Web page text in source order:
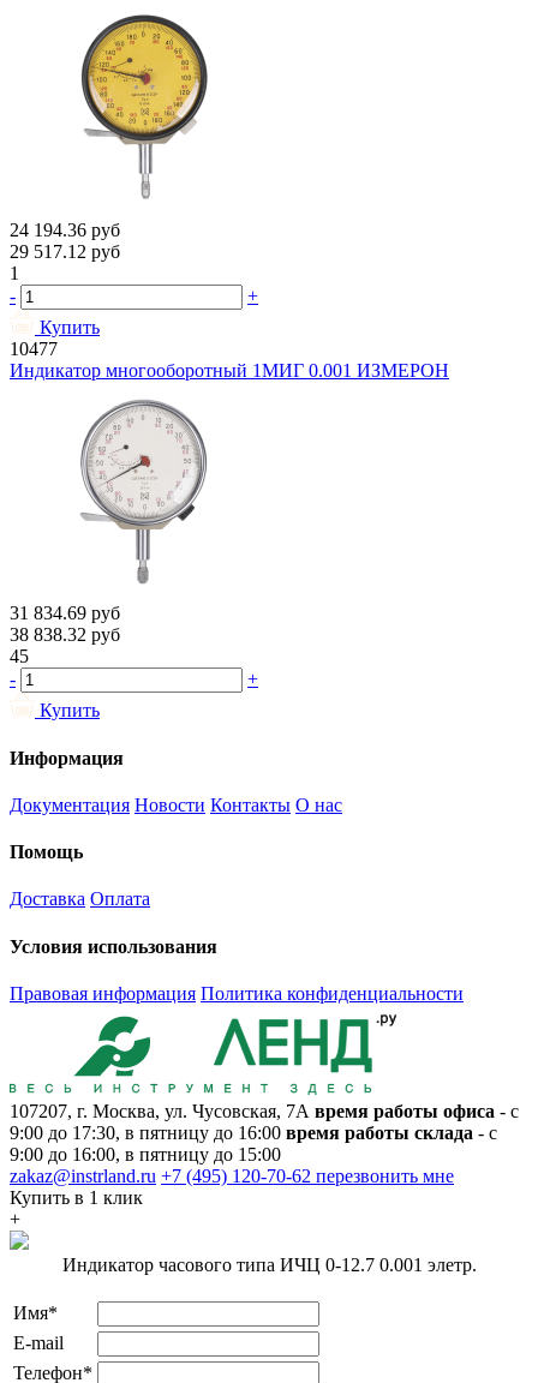
24 194.36 руб
29 517.12 руб
1
-
+
Купить
10477
Индикатор многооборотный 1МИГ 0.001 ИЗМЕРОН
31 834.69 руб
38 838.32 руб
45
-
+
Купить
Информация
Документация Новости Контакты О нас
Помощь
Доставка Оплата
Условия использования
Правовая информация Политика конфиденциальности
107207, г. Москва, ул. Чусовская, 7А время работы офиса - с
9:00 до 17:30, в пятницу до 16:00 время работы склада - с
9:00 до 16:00, в пятницу до 15:00
zakaz@instrland.ru +7 (495) 120-70-62 перезвонить мне
Купить в 1 клик
+
Индикатор часового типа ИЧЦ 0-12.7 0.001 элетр.
Имя*
E-mail
Телефон*